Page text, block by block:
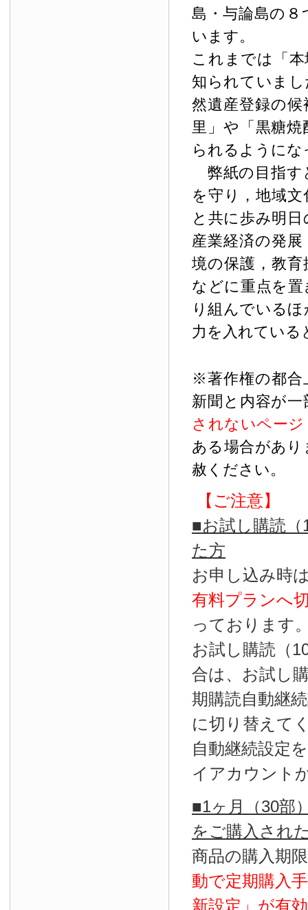
島・与論島の
います。
これまでは「
知られていま
然遺産登録の
里」や「黒糖
られるように
弊紙の目指す
を守り，地域
と共に歩み明
産業経済の発
境の保護，教
などに重点を
り組んでいる
力を入れている
※著作権の都合
新聞と内容が
されないペー
ある場合があ
赦ください。
【ご注意】
■お試し購読
た方
お申し込み時
有料プランへ
っております
お試し購読（
合は、お試し
期購読自動継
に切り替えて
自動継続設定
イアカウント
■1ヶ月（30部
をご購入され
商品の購入期
動で定期購入
新設定」が有効